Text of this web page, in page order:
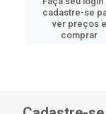
cadastre-se
ver preços e
comprar